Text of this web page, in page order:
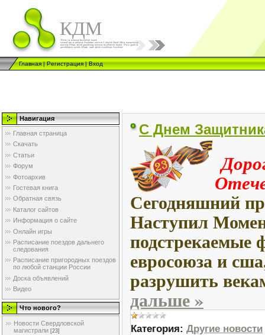
КДМ
Главная|Регистрация|Вход
Навигация
Главная страница
Скачать
Статьи
Форум
Фотоархив
Гостевая книга
Обратная связь
Каталог сайтов
Информация о сайте
Онлайн игры
Расписание поездов дальнего
следования
Расписание пригородных поездов
по любой станции России
Доска объявлений
Видео
Что нового?
Новости Свердловской
магистрали [23]
С Днем
Сегодняшний
Наступил
подстрекаемые
евросоюза и
разрушить
дальше »
Категория: Другие новости